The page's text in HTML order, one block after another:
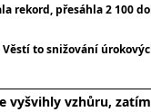
rekord, přesáhla 2 100
to snižování
vyšvihly vzhůru,